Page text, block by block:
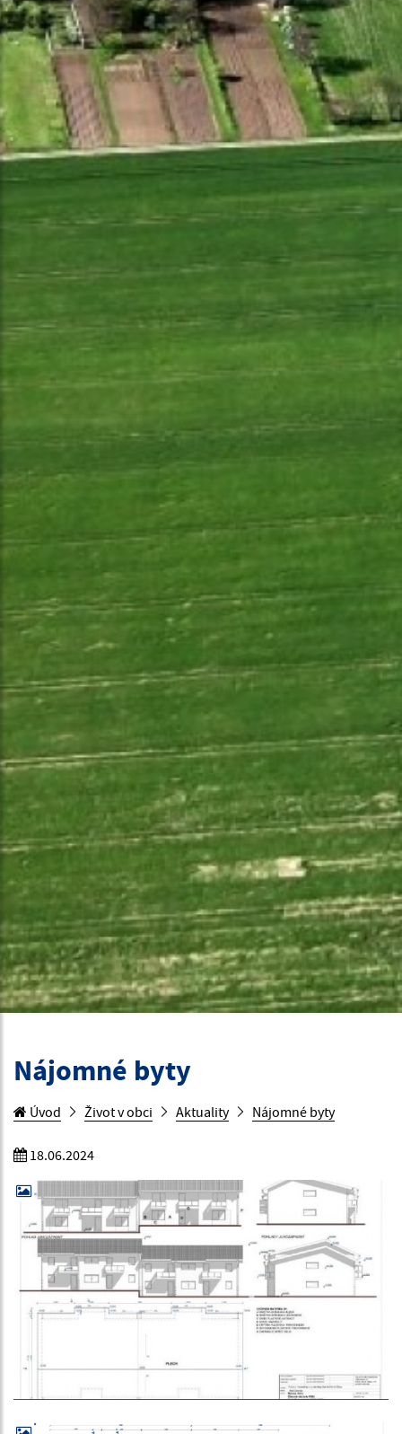
Nájomné byty
Úvod Život v obci Aktuality Nájomné byty
18.06.2024